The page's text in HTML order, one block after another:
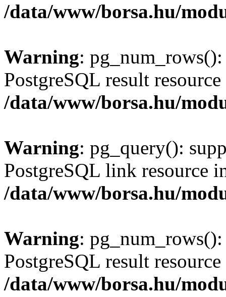
/data/www/borsa.hu/
Warning:
PostgreSQL result
/data/www/borsa.hu/
Warning: pg_query():
PostgreSQL link resource
/data/www/borsa.hu/
Warning:
PostgreSQL result
/data/www/borsa.hu/